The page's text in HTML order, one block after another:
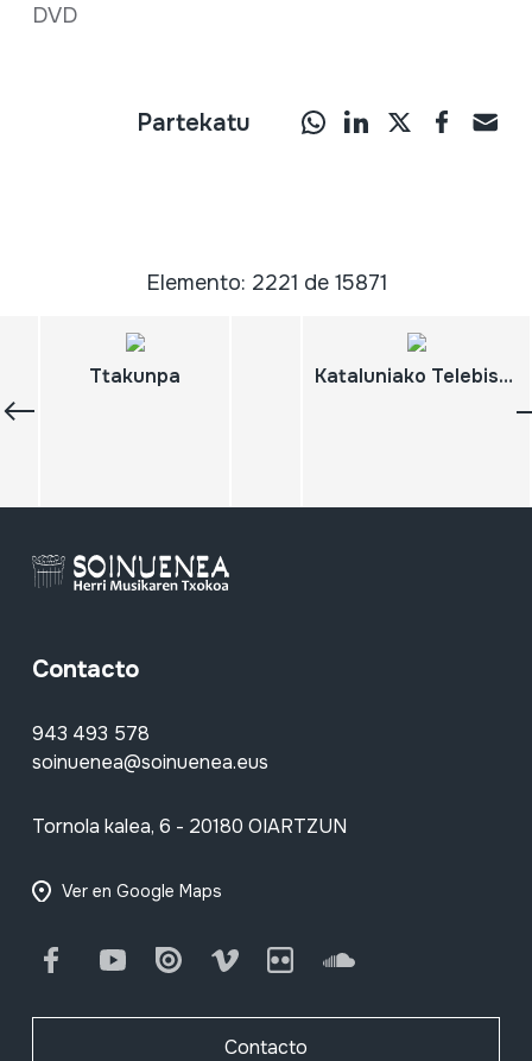
DVD
Partekatu
Elemento: 2221 de 15871
Ttakunpa Kataluniako Telebista erreportajeak
Contacto
943 493 578
soinuenea@soinuenea.eus
Tornola kalea, 6 - 20180 OIARTZUN
Ver en Google Maps
FacebookYoutube Issuu Vimeo Flickr SoundCloud
Contacto